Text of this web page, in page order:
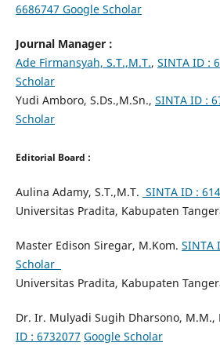
6686747 Google Scholar
Journal Manager :
Ade Firmansyah, S.T.,M.T., SINTA ID :
Scholar
Yudi Amboro, S.Ds.,M.Sn., SINTA ID :
Scholar
Editorial Board :
Aulina Adamy, S.T.,M.T. SINTA ID :
Universitas Pradita, Kabupaten
Master Edison Siregar, M.Kom. SINTA
Scholar
Universitas Pradita, Kabupaten
Dr. Ir. Mulyadi Sugih Dharsono, M.M.,
ID : 6732077 Google Scholar